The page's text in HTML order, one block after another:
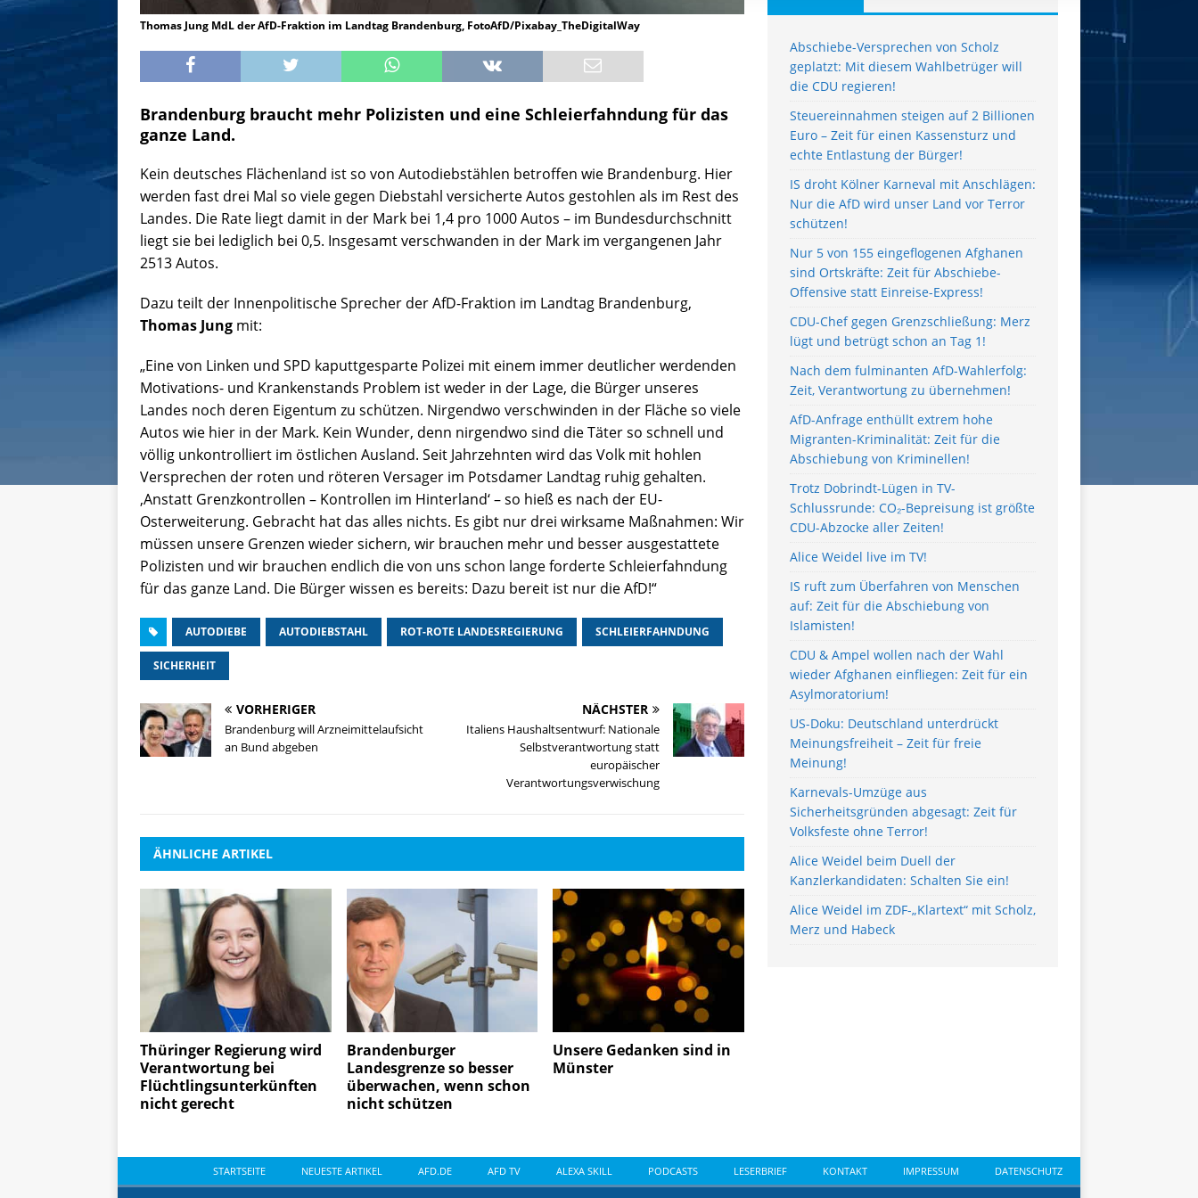
Thomas Jung MdL der AfD-Fraktion im Landtag Brandenburg, FotoAfD/Pixabay_TheDigitalWay
Brandenburg braucht mehr Polizisten und eine Schleierfahndung für das
ganze Land.
Kein deutsches Flächenland ist so von Autodiebstählen betroffen wie Brandenburg. Hier
werden fast drei Mal so viele gegen Diebstahl versicherte Autos gestohlen als im Rest des
Landes. Die Rate liegt damit in der Mark bei 1,4 pro 1000 Autos – im Bundesdurchschnitt
liegt sie bei lediglich bei 0,5. Insgesamt verschwanden in der Mark im vergangenen Jahr
2513 Autos.
Dazu teilt der Innenpolitische Sprecher der AfD-Fraktion im Landtag Brandenburg,
Thomas Jung mit:
„Eine von Linken und SPD kaputtgesparte Polizei mit einem immer deutlicher werdenden
Motivations- und Krankenstands Problem ist weder in der Lage, die Bürger unseres
Landes noch deren Eigentum zu schützen. Nirgendwo verschwinden in der Fläche so viele
Autos wie hier in der Mark. Kein Wunder, denn nirgendwo sind die Täter so schnell und
völlig unkontrolliert im östlichen Ausland. Seit Jahrzehnten wird das Volk mit hohlen
Versprechen der roten und röteren Versager im Potsdamer Landtag ruhig gehalten.
‚Anstatt Grenzkontrollen – Kontrollen im Hinterland‘ – so hieß es nach der EU-
Osterweiterung. Gebracht hat das alles nichts. Es gibt nur drei wirksame Maßnahmen: Wir
müssen unsere Grenzen wieder sichern, wir brauchen mehr und besser ausgestattete
Polizisten und wir brauchen endlich die von uns schon lange forderte Schleierfahndung
für das ganze Land. Die Bürger wissen es bereits: Dazu bereit ist nur die AfD!“
AUTODIEBE AUTODIEBSTAHL ROT-ROTE LANDESREGIERUNG SCHLEIERFAHNDUNG
SICHERHEIT
VORHERIGER
Brandenburg will Arzneimittelaufsicht
an Bund abgeben
NÄCHSTER
Italiens Haushaltsentwurf: Nationale
Selbstverantwortung statt
europäischer
Verantwortungsverwischung
ÄHNLICHE ARTIKEL
Thüringer Regierung wird
Verantwortung bei
Flüchtlingsunterkünften
nicht gerecht
Brandenburger
Landesgrenze so besser
überwachen, wenn schon
nicht schützen
Unsere Gedanken sind in
Münster
Abschiebe-Versprechen von Scholz
geplatzt: Mit diesem Wahlbetrüger will
die CDU regieren!
Steuereinnahmen steigen auf 2 Billionen
Euro – Zeit für einen Kassensturz und
echte Entlastung der Bürger!
IS droht Kölner Karneval mit Anschlägen:
Nur die AfD wird unser Land vor Terror
schützen!
Nur 5 von 155 eingeflogenen Afghanen
sind Ortskräfte: Zeit für Abschiebe-
Offensive statt Einreise-Express!
CDU-Chef gegen Grenzschließung: Merz
lügt und betrügt schon an Tag 1!
Nach dem fulminanten AfD-Wahlerfolg:
Zeit, Verantwortung zu übernehmen!
AfD-Anfrage enthüllt extrem hohe
Migranten-Kriminalität: Zeit für die
Abschiebung von Kriminellen!
Trotz Dobrindt-Lügen in TV-
Schlussrunde: CO₂-Bepreisung ist größte
CDU-Abzocke aller Zeiten!
Alice Weidel live im TV!
IS ruft zum Überfahren von Menschen
auf: Zeit für die Abschiebung von
Islamisten!
CDU & Ampel wollen nach der Wahl
wieder Afghanen einfliegen: Zeit für ein
Asylmoratorium!
US-Doku: Deutschland unterdrückt
Meinungsfreiheit – Zeit für freie
Meinung!
Karnevals-Umzüge aus
Sicherheitsgründen abgesagt: Zeit für
Volksfeste ohne Terror!
Alice Weidel beim Duell der
Kanzlerkandidaten: Schalten Sie ein!
Alice Weidel im ZDF-„Klartext“ mit Scholz,
Merz und Habeck
STARTSEITE NEUESTE ARTIKEL AFD.DE AFD TV ALEXA SKILL PODCASTS LESERBRIEF KONTAKT IMPRESSUM DATENSCHUTZ